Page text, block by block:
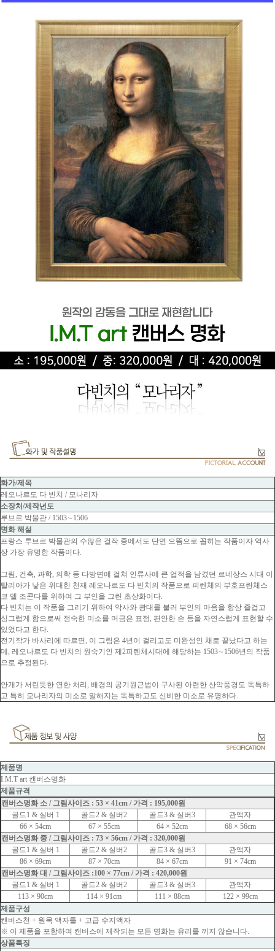
화가/제목
레오나르도 다 빈치 / 모나리자
소장처/제작년도
루브르 박물관 / 1503∼1506
명화 해설
프랑스 루브르 박물관의 수많은 걸작 중에서도 단연 으뜸으로 꼽히는 작품이자 역사
상 가장 유명한 작품이다.
그림, 건축, 과학, 의학 등 다방면에 걸쳐 인류사에 큰 업적을 남겼던 르네상스 시대 이
탈리아가 낳은 위대한 천재 레오나르도 다 빈치의 작품으로 피렌체의 부호프란체스
코 델 조콘다를 위하여 그 부인을 그린 초상화이다.
다 빈치는 이 작품을 그리기 위하여 악사와 광대를 불러 부인의 마음을 항상 즐겁고
싱그럽게 함으로써 정숙한 미소를 머금은 표정, 편안한 손 등을 자연스럽게 표현할 수
있었다고 한다.
전기작가 바사리에 따르면, 이 그림은 4년이 걸리고도 미완성인 채로 끝났다고 하는
데, 레오나르도 다 빈치의 원숙기인 제2피렌체시대에 해당하는 1503∼1506년의 작품
으로 추정된다.
안개가 서린듯한 연한 처리, 배경의 공기원근법이 구사된 아련한 산악풍경도 독특하
고 특히 모나리자의 미소로 말해지는 독특하고도 신비한 미소로 유명하다.
제품명
I.M.T art 캔버스명화
제품규격
캔버스명화 소 / 그림사이즈 : 53 × 41cm / 가격 : 195,000원
골드1 & 실버 1
골드2 & 실버2 골드3 & 실버3
관액자
66 × 54cm
67 × 55cm 64 × 52cm
68 × 56cm
캔버스명화 중 / 그림사이즈 : 73 × 56cm / 가격 : 320,000원
골드1 & 실버 1
골드2 & 실버2 골드3 & 실버3
관액자
86 × 69cm
87 × 70cm 84 × 67cm
91 × 74cm
캔버스명화 대 / 그림사이즈 :100 × 77cm / 가격 : 420,000원
골드1 & 실버 1
골드2 & 실버2 골드3 & 실버3
관액자
113 × 90cm
114 × 91cm 111 × 88cm
122 × 99cm
제품구성
캔버스천 + 원목 액자틀 + 고급 수지액자
※ 이 제품을 포함하여 캔버스에 제작되는 모든 명화는 유리를 끼지 않습니다.
상품특징